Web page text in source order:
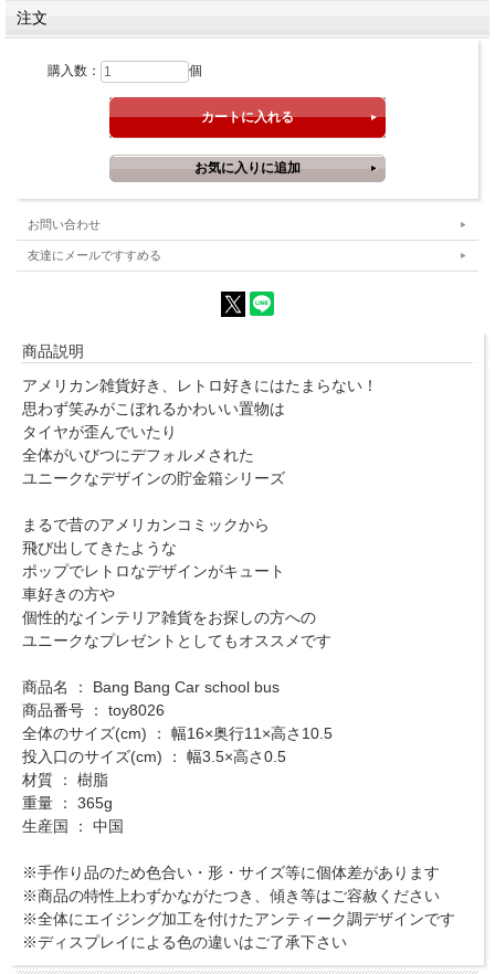
注文
購入数： 個
お問い合わせ
友達にメールですすめる
商品説明
アメリカン雑貨好き、レトロ好きにはたまらない！
思わず笑みがこぼれるかわいい置物は
タイヤが歪んでいたり
全体がいびつにデフォルメされた
ユニークなデザインの貯金箱シリーズ
まるで昔のアメリカンコミックから
飛び出してきたような
ポップでレトロなデザインがキュート
車好きの方や
個性的なインテリア雑貨をお探しの方への
ユニークなプレゼントとしてもオススメです
商品名 ： Bang Bang Car school bus
商品番号 ： toy8026
全体のサイズ(cm) ： 幅16×奥行11×高さ10.5
投入口のサイズ(cm) ： 幅3.5×高さ0.5
材質 ： 樹脂
重量 ： 365g
生産国 ： 中国
※手作り品のため色合い・形・サイズ等に個体差があります
※商品の特性上わずかながたつき、傾き等はご容赦ください
※全体にエイジング加工を付けたアンティーク調デザインです
※ディスプレイによる色の違いはご了承下さい